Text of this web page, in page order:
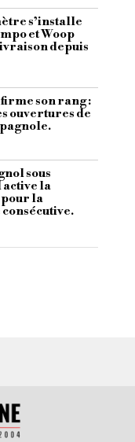
s’installe
et Woop
depuis
son rang :
ouvertures de
sous
la
la